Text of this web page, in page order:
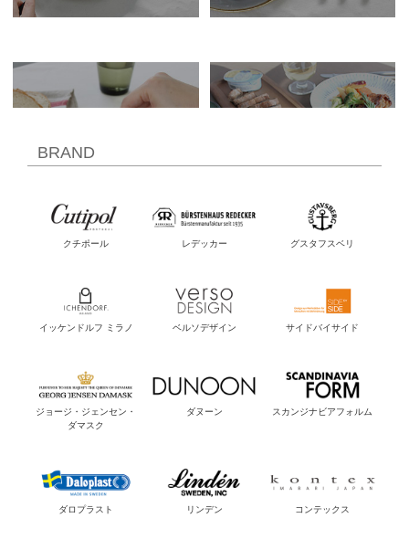
BRAND
クチポール レデッカー グスタフスベリ
イッケンドルフ ミラノ ベルソデザイン サイドバイサイド
ジョージ・ジェンセン・
ダマスク
ダヌーン スカンジナビアフォルム
ダロプラスト リンデン コンテックス